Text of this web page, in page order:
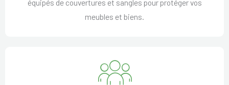
équipés de couvertures et sangles pour protéger vos
meubles et biens.